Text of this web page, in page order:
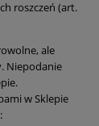
roszczeń (art.
ale
Niepodanie
w Sklepie